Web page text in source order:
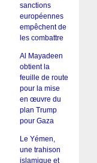
sanctions
européennes
empêchent de
les combattre
Al Mayadeen
obtient la
feuille de route
pour la mise
en œuvre du
plan Trump
pour Gaza
Le Yémen,
une trahison
islamique et